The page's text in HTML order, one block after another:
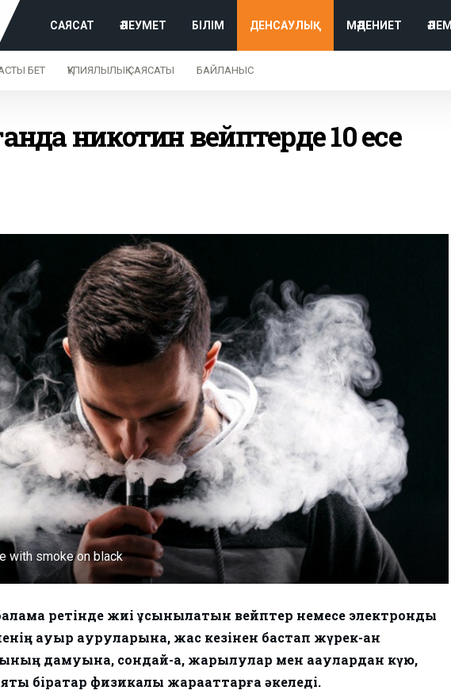
САЯСАТ ӘЛЕУМЕТ БІЛІМ ДЕНСАУЛЫҚ МӘДЕНИЕТ ӘЛЕМ
БЕТ ҚҰПИЯЛЫЛЫҚ САЯСАТЫ БАЙЛАНЫС
никотин вейптерде 10 есе
with smoke on black
ретінде жиі ұсынылатын вейптер немесе электрондық
ауыр ауруларына, жас кезінен бастап жүрек-қан
дамуына, сондай-ақ, жарылулар мен ақаулардан күю,
бірқатар физикалық жарақаттарға әкеледі.